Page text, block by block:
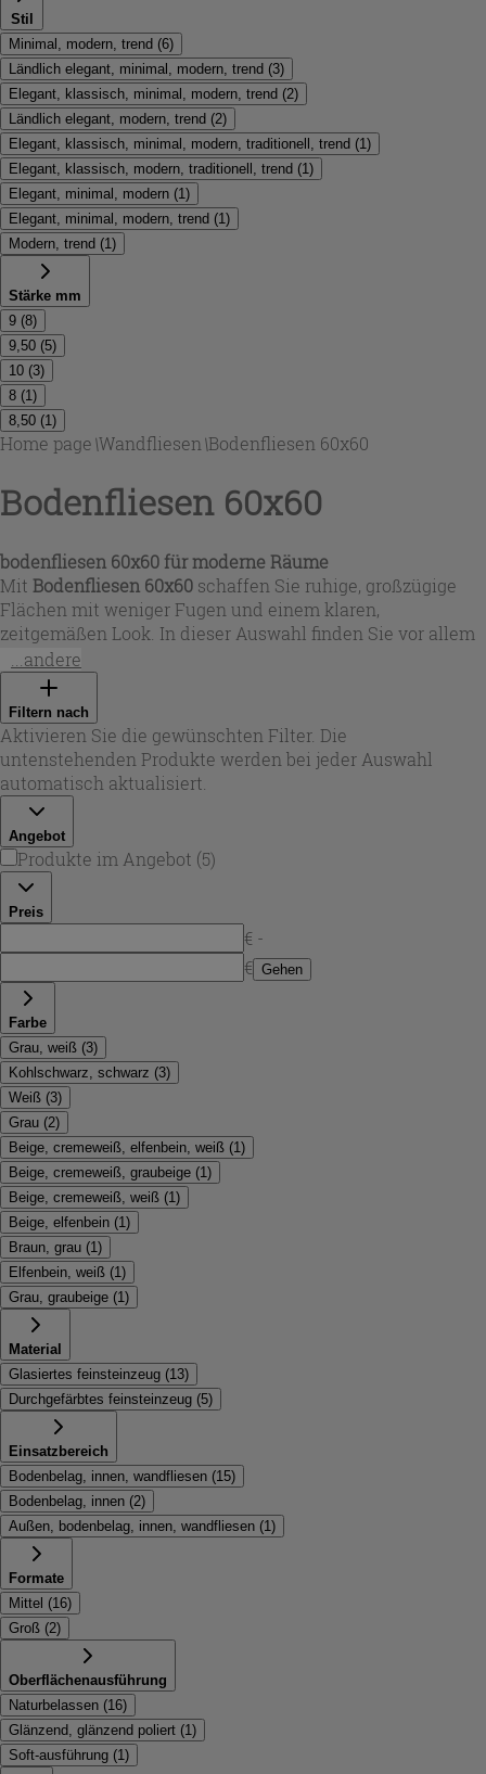
Stil
Minimal, modern, trend (6)
Ländlich elegant, minimal, modern, trend (3)
Elegant, klassisch, minimal, modern, trend (2)
Ländlich elegant, modern, trend (2)
Elegant, klassisch, minimal, modern, traditionell, trend (1)
Elegant, klassisch, modern, traditionell, trend (1)
Elegant, minimal, modern (1)
Elegant, minimal, modern, trend (1)
Modern, trend (1)
Stärke mm
9 (8)
9,50 (5)
10 (3)
8 (1)
8,50 (1)
Home page\Wandfliesen \Bodenfliesen 60x60
Bodenfliesen 60x60
bodenfliesen 60x60 für moderne Räume
Mit Bodenfliesen 60x60 schaffen Sie ruhige, großzügige
Flächen mit weniger Fugen und einem klaren,
zeitgemäßen Look. In dieser Auswahl finden Sie vor allem
rektifiziertes Feinsteinzeug für präzise Kanten und ein
harmonisches Fugenbild. Farblich reicht das Spektrum
von strahlendem Weiß über warme Beige- und Greige-
Nuancen bis zu Hellgrau, Anthrazit und tiefem Schwarz –
passend für Wohnzimmer, Küche, Bad oder Flur. Je nach
Serie stehen matte, naturbelassene oder auch polierte
Oberflächen zur Verfügung, sodass Sie die Optik genau auf
...andere
Filtern nach
Aktivieren Sie die gewünschten Filter. Die
untenstehenden Produkte werden bei jeder Auswahl
automatisch aktualisiert.
Angebot
Produkte im Angebot (5)
Preis
€ -
€ Gehen
Farbe
Grau, weiß (3)
Kohlschwarz, schwarz (3)
Weiß (3)
Grau (2)
Beige, cremeweiß, elfenbein, weiß (1 )
Beige, cremeweiß, graubeige (1 )
Beige, cremeweiß, weiß (1 )
Beige, elfenbein (1 )
Braun, grau (1 )
Elfenbein, weiß (1 )
Grau, graubeige (1 )
Material
Glasiertes feinsteinzeug (13)
Durchgefärbtes feinsteinzeug (5)
Einsatzbereich
Bodenbelag, innen, wandfliesen (15)
Bodenbelag, innen (2)
Außen, bodenbelag, innen, wandfliesen (1 )
Formate
Mittel (16)
Groß (2)
Oberflächenausführung
Naturbelassen (16)
Glänzend, glänzend poliert (1 )
Soft-ausführung (1 )